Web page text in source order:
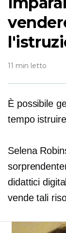
11 min letto
È possibile
tempo
Selena
didattici
vende tali